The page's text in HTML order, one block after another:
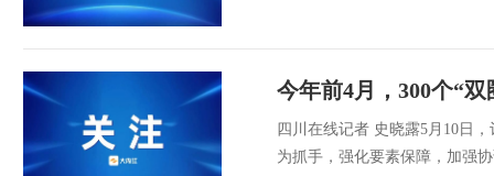
今年前4月，300个“
四川在线记者 史晓露5月10日
为抓手，强化要素保障，加强